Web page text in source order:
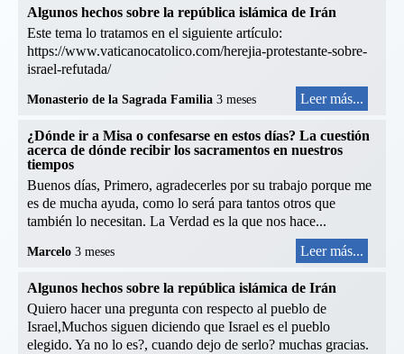
Algunos hechos sobre la república islámica de Irán
Este tema lo tratamos en el siguiente artículo:
https://www.vaticanocatolico.com/herejia-protestante-sobre-
israel-refutada/
Monasterio de la Sagrada Familia 3 meses Leer más...
¿Dónde ir a Misa o confesarse en estos días? La cuestión
acerca de dónde recibir los sacramentos en nuestros
tiempos
Buenos días, Primero, agradecerles por su trabajo porque me
es de mucha ayuda, como lo será para tantos otros que
también lo necesitan. La Verdad es la que nos hace...
Marcelo 3 meses Leer más...
Algunos hechos sobre la república islámica de Irán
Quiero hacer una pregunta con respecto al pueblo de
Israel,Muchos siguen diciendo que Israel es el pueblo
elegido. Ya no lo es?, cuando dejo de serlo? muchas gracias.